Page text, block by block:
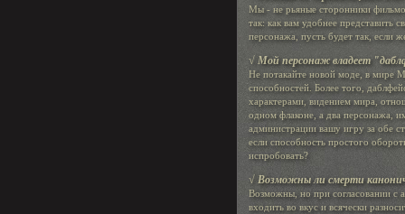
Мы - не рьяные сторонники
так: как вам удобнее представить
персонажа, пусть будет так, если
√ Мой персонаж владеет
Не потакайте новой моде, в мире
способностей. Более того,
характерами, видением мира,
одном флаконе, а два персонажа,
администрации вашу игру за обе
если способность простого
испробовать?
√ Возможны ли смерти
Возможны, но при согласовании с
входить во вкус и всячески